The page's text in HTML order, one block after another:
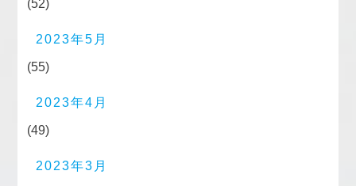
(52)
2023年5月
(55)
2023年4月
(49)
2023年3月